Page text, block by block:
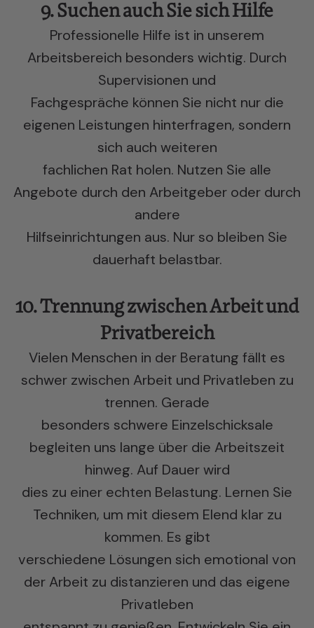
9. Suchen auch Sie sich Hilfe
Professionelle Hilfe ist in unserem
Arbeitsbereich besonders wichtig. Durch
Supervisionen und
Fachgespräche können Sie nicht nur die
eigenen Leistungen hinterfragen, sondern
sich auch weiteren
fachlichen Rat holen. Nutzen Sie alle
Angebote durch den Arbeitgeber oder durch
andere
Hilfseinrichtungen aus. Nur so bleiben Sie
dauerhaft belastbar.
10. Trennung zwischen Arbeit und
Privatbereich
Vielen Menschen in der Beratung fällt es
schwer zwischen Arbeit und Privatleben zu
trennen. Gerade
besonders schwere Einzelschicksale
begleiten uns lange über die Arbeitszeit
hinweg. Auf Dauer wird
dies zu einer echten Belastung. Lernen Sie
Techniken, um mit diesem Elend klar zu
kommen. Es gibt
verschiedene Lösungen sich emotional von
der Arbeit zu distanzieren und das eigene
Privatleben